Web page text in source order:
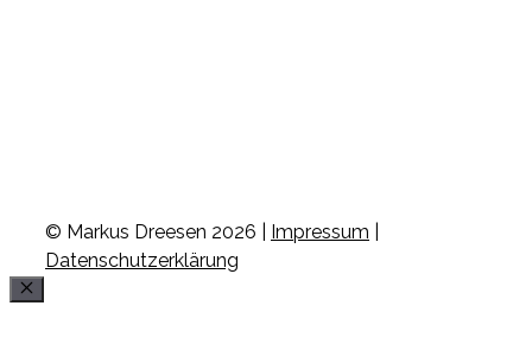
© Markus Dreesen 2026 | Impressum
Datenschutzerklärung
Schließen